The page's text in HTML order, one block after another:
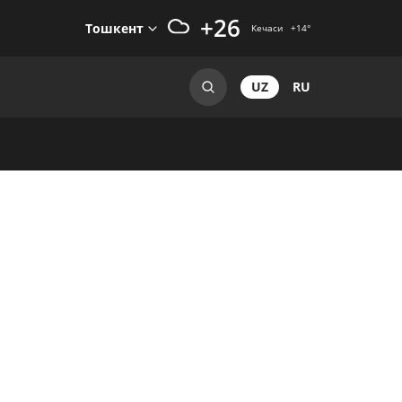
Тошкент +26 Кечаси +14°
UZ RU